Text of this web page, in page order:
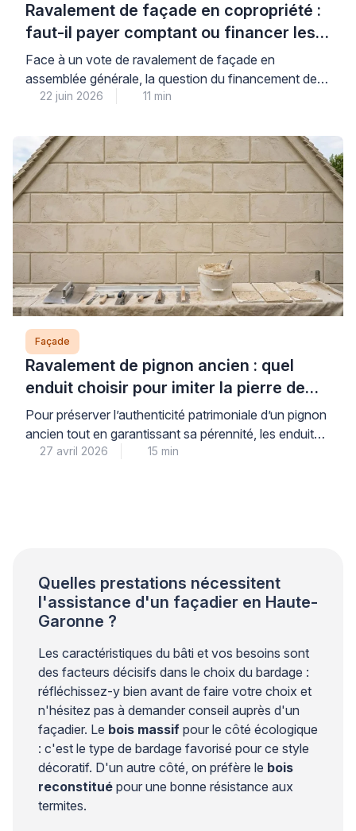
Ravalement de façade en copropriété :
faut-il payer comptant ou financer les
travaux ?
Face à un vote de ravalement de façade en
assemblée générale, la question du financement de
votre quote-part mérite une analyse précise : le choix
directement de votre situation de trésorerie, du
montant des aides mobilisables et du coût réel du
crédit proposé. Cette décision financière engage
parfois plusieurs […]
22 juin 2026 11 min
Façade
Ravalement de pignon ancien : quel
enduit choisir pour imiter la pierre de
taille ?
Pour préserver l’authenticité patrimoniale d’un pignon
ancien tout en garantissant sa pérennité, les enduits à
la chaux traditionnels constituent la solution de
27 avril 2026 15 min
Quelles prestations nécessitent
l'assistance d'un façadier en Haute-
Garonne ?
Les caractéristiques du bâti et vos besoins sont
des facteurs décisifs dans le choix du bardage :
réfléchissez-y bien avant de faire votre choix et
n'hésitez pas à demander conseil auprès d'un
façadier. Le bois massif pour le côté écologique
: c'est le type de bardage favorisé pour ce style
décoratif. D'un autre côté, on préfère le bois
reconstitué pour une bonne résistance aux
termites.